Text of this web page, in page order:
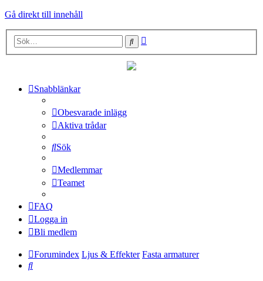
Gå direkt till innehåll
Sök
Snabblänkar
Obesvarade inlägg
Aktiva trådar
Sök
Medlemmar
Teamet
FAQ
Logga in
Bli medlem
Forumindex Ljus & Effekter Fasta armaturer
Sök